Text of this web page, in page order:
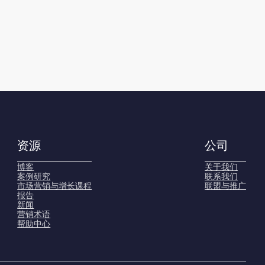
资源
博客
案例研究
市场营销与增长课程
报告
新闻
营销术语
帮助中心
公司
关于我们
联系我们
联盟与推广